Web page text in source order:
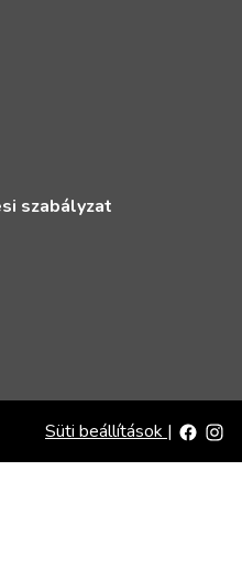
szabályzat
Süti beállítások |